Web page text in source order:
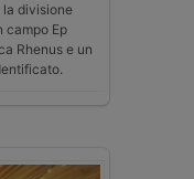
la divisione
campo Ep
Rhenus e un